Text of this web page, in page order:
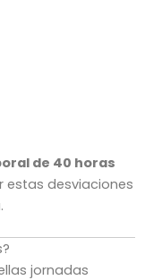
de 40 horas
estas desviaciones
jornadas